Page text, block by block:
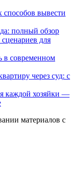
вывести
полный обзор
для
в современном
через суд: с
каждой хозяйки —
материалов с